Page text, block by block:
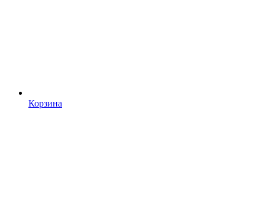
Корзина